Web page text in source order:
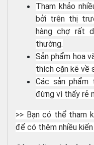
Tham khảo
bởi trên thị
hàng chợ rất
thường.
Sản phẩm hoa
thích cặn kẽ về
Các sản
đừng vì thấy rẻ
>> Bạn có thể tham
để có thêm nhiều